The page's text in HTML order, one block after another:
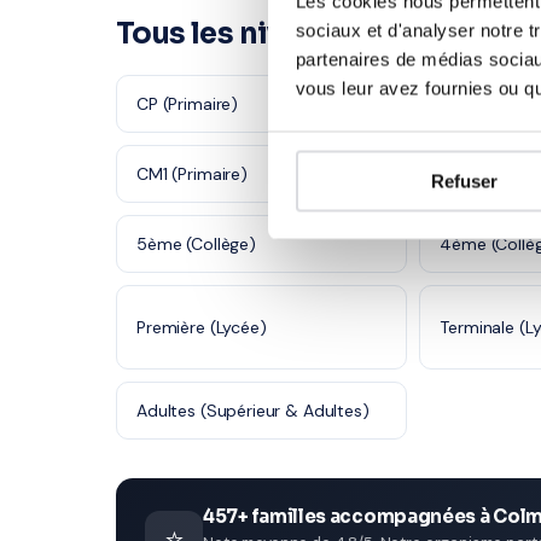
sociaux et d'analyser notre
partenaires de médias
vous leur avez fournies ou
Refuser
Tous les niveaux à Colmar
CP (Primaire) CE1
CM1 (Primaire) CM2
5ème (Collège) 4ème
Première (Lycée) Terminale
Adultes (Supérieur & Adultes)
457+ familles accompagnées à